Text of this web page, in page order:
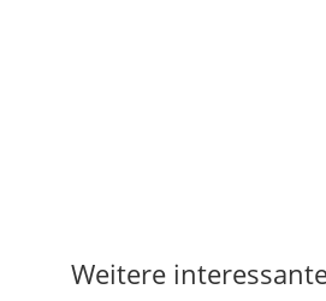
Weitere